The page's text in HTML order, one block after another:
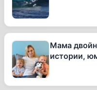
Мама
истории,